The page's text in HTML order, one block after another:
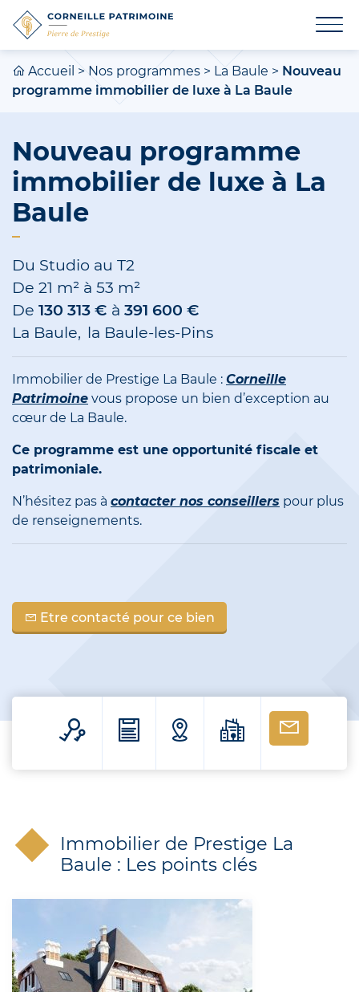
Accueil > Nos programmes > La Baule > Nouveau
programme immobilier de luxe à La Baule
Nouveau programme
immobilier de luxe à La
Baule
Du Studio au T2
De 21 m² à 53 m²
De 130 313 € à 391 600 €
La Baule
la Baule-les-Pins
Immobilier de Prestige La Baule : Corneille
Patrimoine vous propose un bien d’exception au
cœur de La Baule.
Ce programme est une opportunité fiscale et
patrimoniale.
N’hésitez pas à contacter nos conseillers pour plus
de renseignements.
Etre contacté pour ce bien
Immobilier de Prestige La
Baule : Les points clés